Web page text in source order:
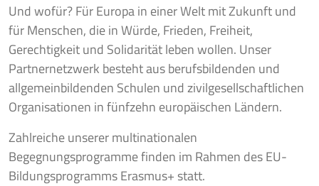
Und wofür? Für Europa in einer Welt mit Zukunft und
für Menschen, die in Würde, Frieden, Freiheit,
Gerechtigkeit und Solidarität leben wollen. Unser
Partnernetzwerk besteht aus berufsbildenden und
allgemeinbildenden Schulen und zivilgesellschaftlichen
Organisationen in fünfzehn europäischen Ländern.
Zahlreiche unserer multinationalen
Begegnungsprogramme finden im Rahmen des EU-
Bildungsprogramms Erasmus+ statt.